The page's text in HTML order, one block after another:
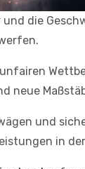
die
neue
und
in